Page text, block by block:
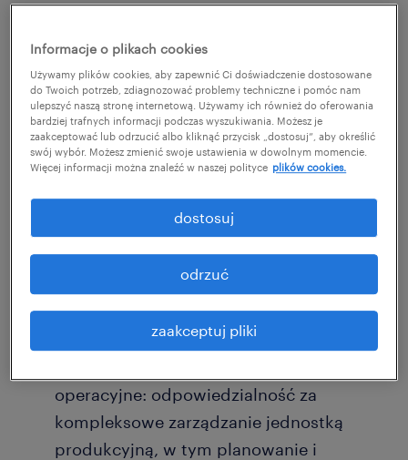
dla międzynarodowego lidera sektora green
energy? Dołącz do zespołu naszego Klienta w
Szczecinie. Poszukujemy lidera, który
przejmie pełną odpowiedzialność za zakład,
optymalizację procesów i rozwój kultury
wpływ na strategię produkcji w środowisku
stawiającym na innowacje i najwyższe
zadania
operacyjne: odpowiedzialność za
kompleksowe zarządzanie jednostką
produkcyjną, w tym planowanie i
Informacje o plikach cookies
Używamy plików cookies, aby zapewnić Ci doświadczenie dostosowane
do Twoich potrzeb, zdiagnozować problemy techniczne i pomóc nam
ulepszyć naszą stronę internetową. Używamy ich również do oferowania
bardziej trafnych informacji podczas wyszukiwania. Możesz je
zaakceptować lub odrzucić albo kliknąć przycisk „dostosuj”, aby określić
swój wybór. Możesz zmienić swoje ustawienia w dowolnym momencie.
Więcej informacji można znaleźć w naszej polityce plików cookies.
zaakceptuj pliki
odrzuć
dostosuj